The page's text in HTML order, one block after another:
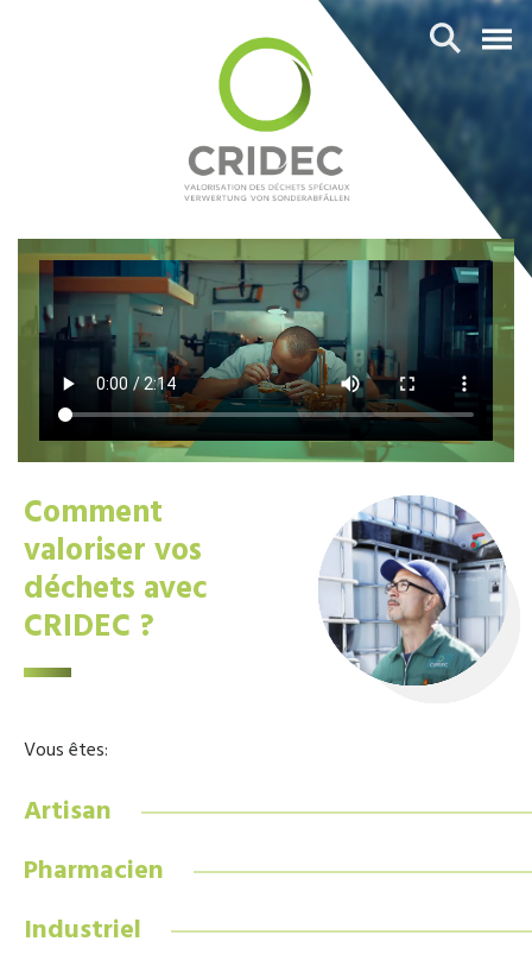
Comment
valoriser vos
déchets avec
CRIDEC ?
Vous êtes:
Artisan
Pharmacien
Industriel